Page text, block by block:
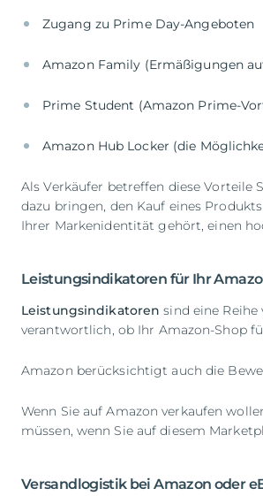
Zugang zu Prime Day-Angeboten
Amazon Family (Ermäßigungen
Prime Student (Amazon Prime-
Amazon Hub Locker (die
Als Verkäufer betreffen diese
dazu bringen, den Kauf eines
Ihrer Markenidentität gehört, einen
Leistungsindikatoren für Ihr
Leistungsindikatoren sind eine
verantwortlich, ob Ihr Amazon-Shop
Amazon berücksichtigt auch die
Wenn Sie auf Amazon verkaufen
müssen, wenn Sie auf diesem
Versandlogistik bei Amazon oder